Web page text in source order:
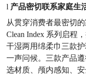
l 产品密切联系家庭生
从贯穿消费者最密切
Clean Index 系列启程
干湿两用绵柔巾三款
一声问候。三款产品
选材质、颅内感知、